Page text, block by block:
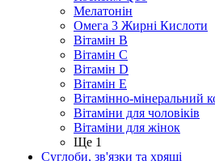
Мелатонін
Омега 3 Жирні Кислоти
Вітамін B
Вітамін C
Вітамін D
Вітамін E
Вітамінно-мінеральний
Вітаміни для чоловіків
Вітаміни для жінок
Ще 1
Суглоби, зв'язки та хрящі